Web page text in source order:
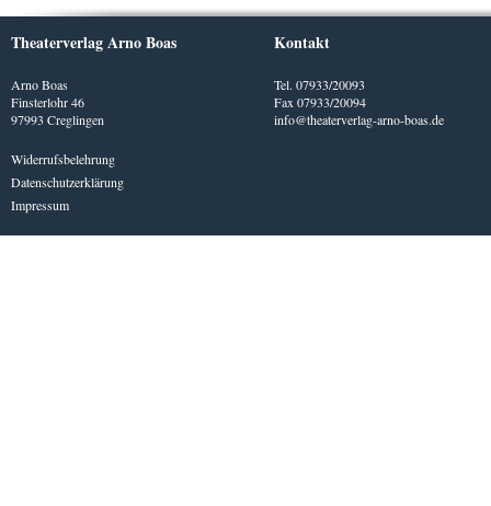
Theaterverlag Arno Boas
Arno Boas
Finsterlohr 46
97993 Creglingen
Widerrufsbelehrung
Datenschutzerklärung
Impressum
Kontakt
Tel. 07933/20093
Fax 07933/20094
info@theaterverlag-arno-boas.de